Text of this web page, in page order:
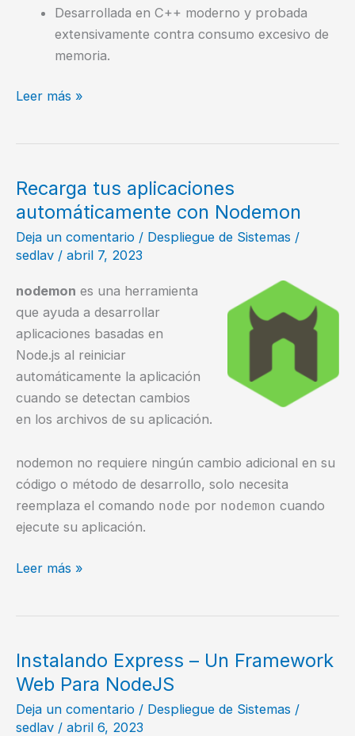
Desarrollada en C++ moderno y probada
extensivamente contra consumo excesivo de
memoria.
Conectarnos
de
datos
SQLite
usando
NodeJS
Leer más »
Recarga tus aplicaciones
automáticamente con Nodemon
Deja un comentario / Despliegue de Sistemas /
sedlav / abril 7, 2023
nodemon es una herramienta
que ayuda a desarrollar
aplicaciones basadas en
Node.js al reiniciar
automáticamente la aplicación
cuando se detectan cambios
en los archivos de su aplicación.
nodemon no requiere ningún cambio adicional en su
código o método de desarrollo, solo necesita
reemplaza el comando node por nodemon cuando
ejecute su aplicación.
Recarga
con
Nodemon
Leer más »
Instalando Express – Un Framework
Web Para NodeJS
Deja un comentario / Despliegue de Sistemas /
sedlav / abril 6, 2023